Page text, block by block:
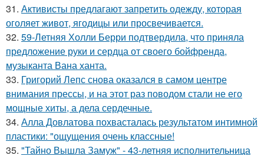
31. Активисты предлагают запретить одежду, которая
оголяет живот, ягодицы или просвечивается.
32. 59-Летняя Холли Берри подтвердила, что приняла
предложение руки и сердца от своего бойфренда,
музыканта Вана ханта.
33. Григорий Лепс снова оказался в самом центре
внимания прессы, и на этот раз поводом стали не его
мощные хиты, а дела сердечные.
34. Алла Довлатова похвасталась результатом интимной
пластики: "ощущения очень классные!
35. "Тайно Вышла Замуж" - 43-летняя исполнительница